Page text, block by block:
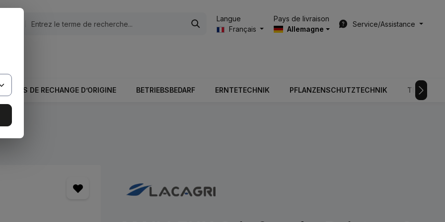
Langue
Français
Pays de livraison
Allemagne
Service/Assistance
PIÈCES DE RECHANGE D’ORIGINE BETRIEBSBEDARF ERNTETECHNIK PFLANZENSCHUTZTECHNIK